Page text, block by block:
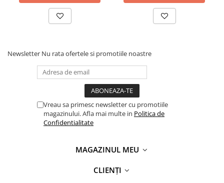
Newsletter Nu rata ofertele si promotiile noastre
Vreau sa primesc newsletter cu promotiile
magazinului. Afla mai multe in Politica de
Confidentialitate
MAGAZINUL MEU
CLIENȚI